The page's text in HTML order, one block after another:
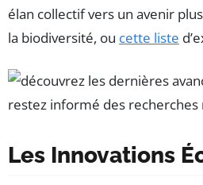
élan collectif vers un avenir
la biodiversité, ou cette liste
Les Innovations